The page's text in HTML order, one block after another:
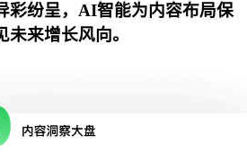
彩纷呈，AI智能为内容布局保
来增长风向。